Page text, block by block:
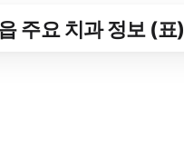
주요 치과 정보 (표)